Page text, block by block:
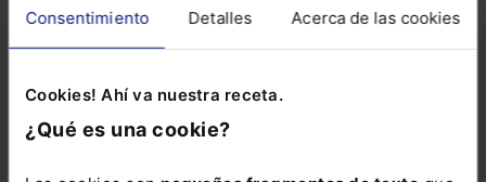
Consentimiento Detalles Acerca de las cookies
Cookies! Ahí va nuestra receta.
¿Qué es una cookie?
ENVIAR